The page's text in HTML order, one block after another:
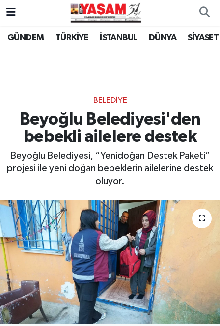
GÜNDEM TÜRKİYE İSTANBUL DÜNYA SİYASET
BELEDİYE
Beyoğlu Belediyesi'den
bebekli ailelere destek
Beyoğlu Belediyesi, “Yenidoğan Destek Paketi”
projesi ile yeni doğan bebeklerin ailelerine destek
oluyor.